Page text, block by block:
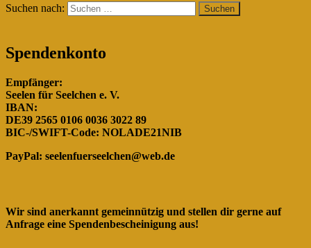
Suchen nach:
Spendenkonto
Empfänger:
Seelen für Seelchen e. V.
IBAN:
DE39 2565 0106 0036 3022 89
BIC-/SWIFT-Code: NOLADE21NIB
PayPal: seelenfuerseelchen@web.de
Wir sind anerkannt gemeinnützig und stellen dir gerne auf
Anfrage eine Spendenbescheinigung aus!